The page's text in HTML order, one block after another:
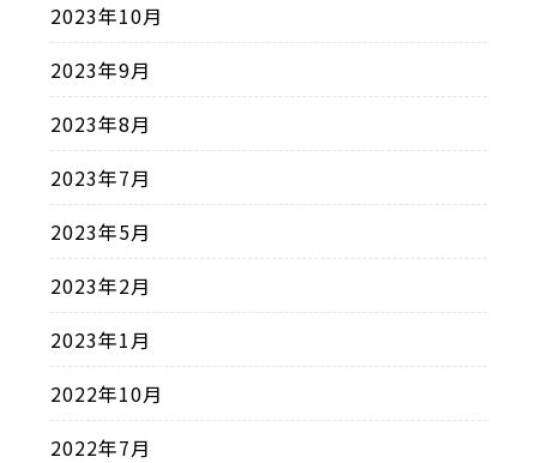
2023年10月
2023年9月
2023年8月
2023年7月
2023年5月
2023年2月
2023年1月
2022年10月
2022年7月